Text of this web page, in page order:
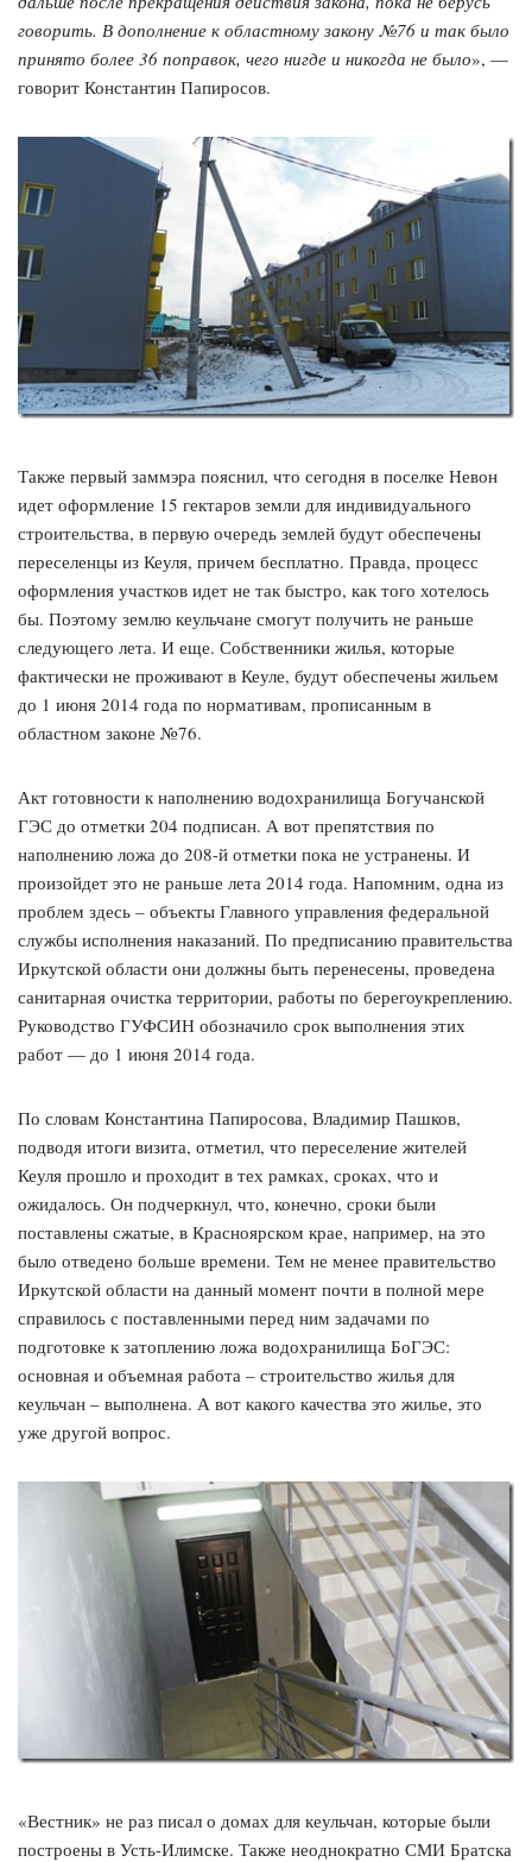
говорить. В дополнение к областному закону №76 и так было
принято более 36 поправок, чего нигде и никогда не было», —
говорит Константин Папиросов.
Также первый заммэра пояснил, что сегодня в поселке Невон
идет оформление 15 гектаров земли для индивидуального
строительства, в первую очередь землей будут обеспечены
переселенцы из Кеуля, причем бесплатно. Правда, процесс
оформления участков идет не так быстро, как того хотелось
бы. Поэтому землю кеульчане смогут получить не раньше
следующего лета. И еще. Собственники жилья, которые
фактически не проживают в Кеуле, будут обеспечены жильем
до 1 июня 2014 года по нормативам, прописанным в
областном законе №76.
Акт готовности к наполнению водохранилища Богучанской
ГЭС до отметки 204 подписан. А вот препятствия по
наполнению ложа до 208-й отметки пока не устранены. И
произойдет это не раньше лета 2014 года. Напомним, одна из
проблем здесь – объекты Главного управления федеральной
службы исполнения наказаний. По предписанию правительства
Иркутской области они должны быть перенесены, проведена
санитарная очистка территории, работы по берегоукреплению.
Руководство ГУФСИН обозначило срок выполнения этих
работ — до 1 июня 2014 года.
По словам Константина Папиросова, Владимир Пашков,
подводя итоги визита, отметил, что переселение жителей
Кеуля прошло и проходит в тех рамках, сроках, что и
ожидалось. Он подчеркнул, что, конечно, сроки были
поставлены сжатые, в Красноярском крае, например, на это
было отведено больше времени. Тем не менее правительство
Иркутской области на данный момент почти в полной мере
справилось с поставленными перед ним задачами по
подготовке к затоплению ложа водохранилища БоГЭС:
основная и объемная работа – строительство жилья для
кеульчан – выполнена. А вот какого качества это жилье, это
уже другой вопрос.
«Вестник» не раз писал о домах для кеульчан, которые были
построены в Усть-Илимске. Также неоднократно СМИ Братска